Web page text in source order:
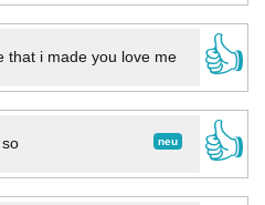
that i made you love me
👍
neu
👍